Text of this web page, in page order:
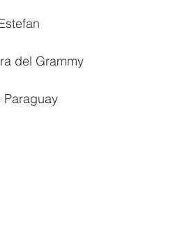
del Grammy
Paraguay